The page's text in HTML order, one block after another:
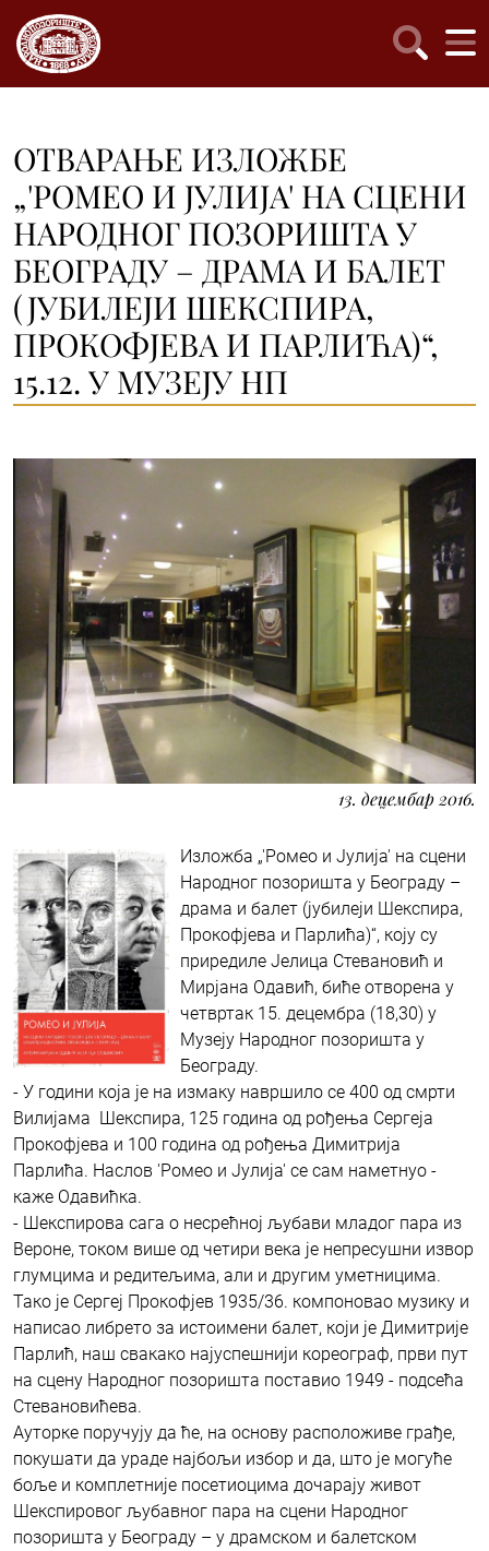
ОТВАРАЊЕ ИЗЛОЖБЕ
„'РОМЕО И ЈУЛИЈА' НА СЦЕНИ
НАРОДНОГ ПОЗОРИШТА У
БЕОГРАДУ – ДРАМА И БАЛЕТ
(ЈУБИЛЕЈИ ШЕКСПИРА,
ПРОКОФЈЕВА И ПАРЛИЋА)“,
15.12. У МУЗЕЈУ НП
13. децембар 2016.
Изложба „'Ромео и Јулија' на сцени
Народног позоришта у Београду –
драма и балет (јубилеји Шекспира,
Прокофјева и Парлића)“, коју су
приредиле Јелица Стевановић и
Мирјана Одавић, биће отворена у
четвртак 15. децембра (18,30) у
Музеју Народног позоришта у
Београду.
- У години која је на измаку навршило се 400 од смрти
Вилијама Шекспира, 125 година од рођења Сергеја
Прокофјева и 100 година од рођења Димитрија
Парлића. Наслов 'Ромео и Јулија' се сам наметнуо -
каже Одавићка.
- Шекспирова сага о несрећној љубави младог пара из
Вероне, током више од четири века је непресушни извор
глумцима и редитељима, али и другим уметницима.
Тако је Сергеј Прокофјев 1935/36. компоновао музику и
написао либрето за истоимени балет, који је Димитрије
Парлић, наш свакако најуспешнији кореограф, први пут
на сцену Народног позоришта поставио 1949 - подсећа
Стевановићева.
Ауторке поручују да ће, на основу расположиве грађе,
покушати да ураде најбољи избор и да, што је могуће
боље и комплетније посетиоцима дочарају живот
Шекспировог љубавног пара на сцени Народног
позоришта у Београду – у драмском и балетском